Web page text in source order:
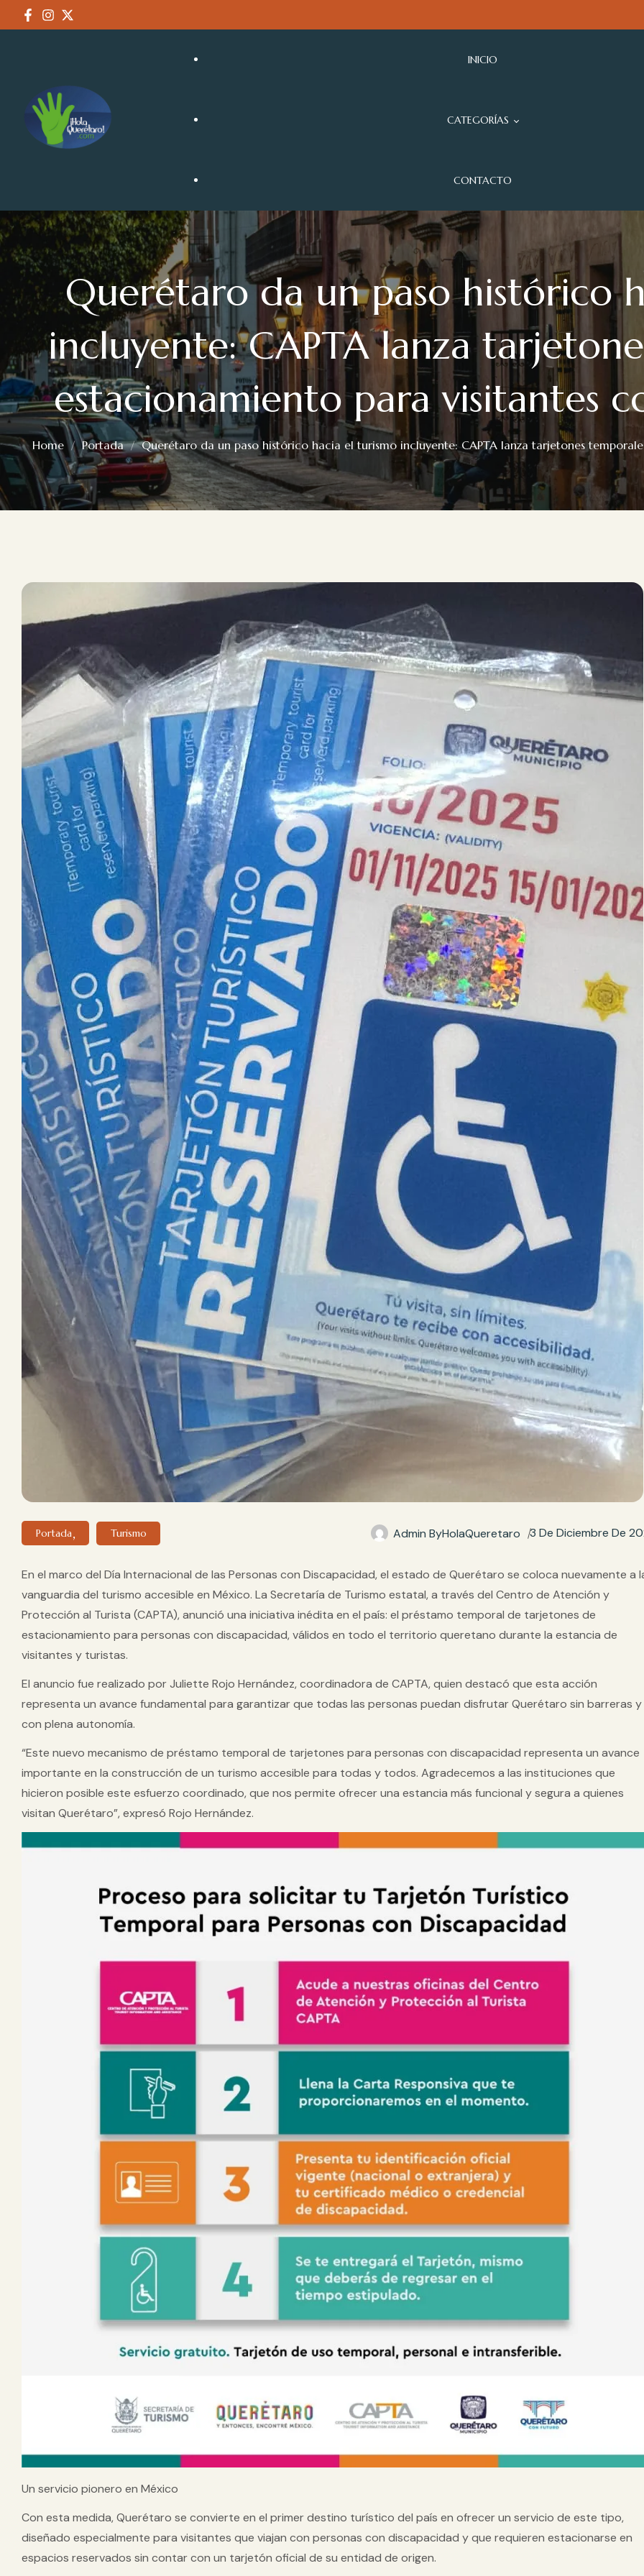
INICIO
CATEGORÍAS
TURISMO
CULTURA
DEPORTES
CONTACTO
Querétaro da un paso histórico
incluyente: CAPTA lanza
estacionamiento para visitantes
Home Portada Querétaro da un paso histórico hacia el turismo incluyente: CAPTA lanza tarjetones
Portada Turismo Admin ByHolaQueretaro 3 De Diciembre De
En el marco del Día Internacional de las Personas con Discapacidad, el estado de Querétaro se coloca nuevamente a
vanguardia del turismo accesible en México. La Secretaría de Turismo estatal, a través del Centro de Atención y
Protección al Turista (CAPTA), anunció una iniciativa inédita en el país: el préstamo temporal de tarjetones de
estacionamiento para personas con discapacidad, válidos en todo el territorio queretano durante la estancia de
visitantes y turistas.
El anuncio fue realizado porJuliette Rojo Hernández, coordinadora de CAPTA, quien destacó que esta acción
representa un avance fundamental para garantizar que todas las personas puedan disfrutar Querétaro sin barreras y
con plena autonomía.
“Este nuevo mecanismo de préstamo temporal de tarjetones para personas con discapacidad representa un avance
importante en la construcción de un turismo accesible para todas y todos. Agradecemos a las instituciones que
hicieron posible este esfuerzo coordinado, que nos permite ofrecer una estancia más funcional y segura a quienes
visitan Querétaro”, expresó Rojo Hernández.
Un servicio pionero en México
Con esta medida, Querétaro se convierte en el primer destino turístico del país en ofrecer un servicio de este tipo,
diseñado especialmente para visitantes que viajan con personas con discapacidad y que requieren estacionarse en
espacios reservados sin contar con un tarjetón oficial de su entidad de origen.